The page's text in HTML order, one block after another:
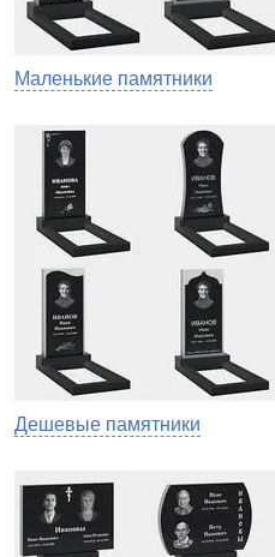
Маленькие памятники
Дешевые памятники